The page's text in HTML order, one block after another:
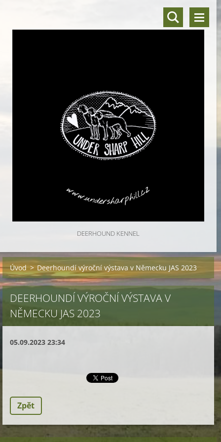
DEERHOUND KENNEL
Úvod > Deerhoundí výroční výstava v Německu JAS 2023
DEERHOUNDÍ VÝROČNÍ VÝSTAVA V
NĚMECKU JAS 2023
05.09.2023 23:34
Zpět